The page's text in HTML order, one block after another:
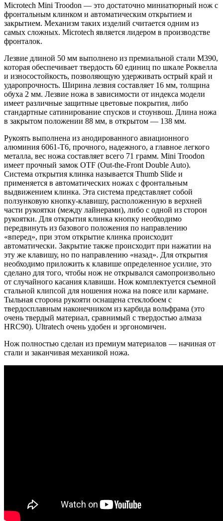
Microtech Mini Troodon — это достаточно миниатюрный нож с
фронтальным клинком и автоматическим открытием и
закрытием. Механизм таких изделий считается одним из
самых сложных. Microtech является лидером в производстве
фронталок.
Лезвие длиной 50 мм выполнено из премиальной стали M390,
которая обеспечивает твердость 60 единиц по шкале Роквелла
и износостойкость, позволяющую удерживать острый край и
ударопрочность. Ширина лезвия составляет 16 мм, толщина
обуха 2 мм. Лезвие ножа в зависимости от индекса модели
имеет различные защитные цветовые покрытия, либо
стандартные сатинирование спусков и стоунвош. Длина ножа
в закрытом положении 88 мм, в открытом — 138 мм.
Рукоять выполнена из анодированного авиационного
алюминия 6061-T6, прочного, надежного, а главное легкого
металла, вес ножа составляет всего 71 грамм. Mini Troodon
имеет прочный замок OTF (Out-the-Front Double Auto).
Система открытия клинка называется Thumb Slide и
применяется в автоматических ножах с фронтальным
выдвижением клинка. Эта система представляет собой
ползунковую кнопку-клавишу, расположенную в верхней
части рукоятки (между лайнерами), либо с одной из сторон
рукоятки. Для открытия клинка кнопку необходимо
передвинуть из базового положения по направлению
«вперед», при этом открытие клинка происходит
автоматически. Закрытие также происходит при нажатии на
эту же клавишу, но по направлению «назад». Для открытия
необходимо приложить к клавише определенное усилие, это
сделано для того, чтобы нож не открывался самопроизвольно
от случайного касания клавиши. Нож комплектуется съемной
стальной клипсой для ношения ножа на поясе или кармане.
Тыльная сторона рукояти оснащена стеклобоем с
твердосплавным наконечником из карбида вольфрама (это
очень твердый материал, сравнимый с твердостью алмаза
HRC90). Ultratech очень удобен и эргономичен.
Нож полностью сделан из премиум материалов — начиная от
стали и заканчивая механикой ножа.